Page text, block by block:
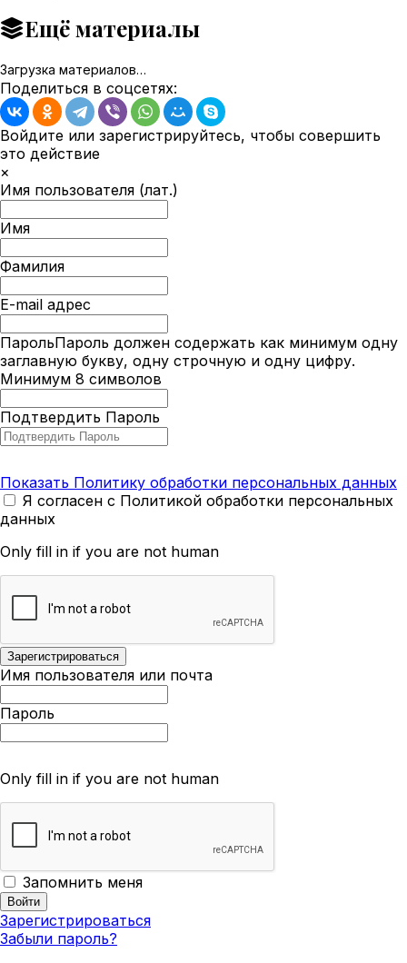
Ещё материалы
Загрузка материалов…
Поделиться в соцсетях:
Войдите или зарегистрируйтесь, чтобы совершить
это действие
×
Имя пользователя (лат.)
Имя
Фамилия
E-mail адрес
ПарольПароль должен содержать как минимум одну
заглавную букву, одну строчную и одну цифру.
Минимум 8 символов
Подтвердить Пароль
Показать Политику обработки персональных данных
Я согласен с Политикой обработки персональных
данных
Only fill in if you are not human
Имя пользователя или почта
Пароль
Only fill in if you are not human
Запомнить меня
Зарегистрироваться
Забыли пароль?